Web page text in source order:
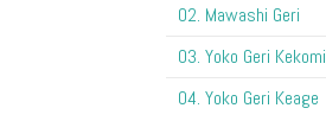
02. Mawashi Geri
03. Yoko Geri Kekomi
04. Yoko Geri Keage